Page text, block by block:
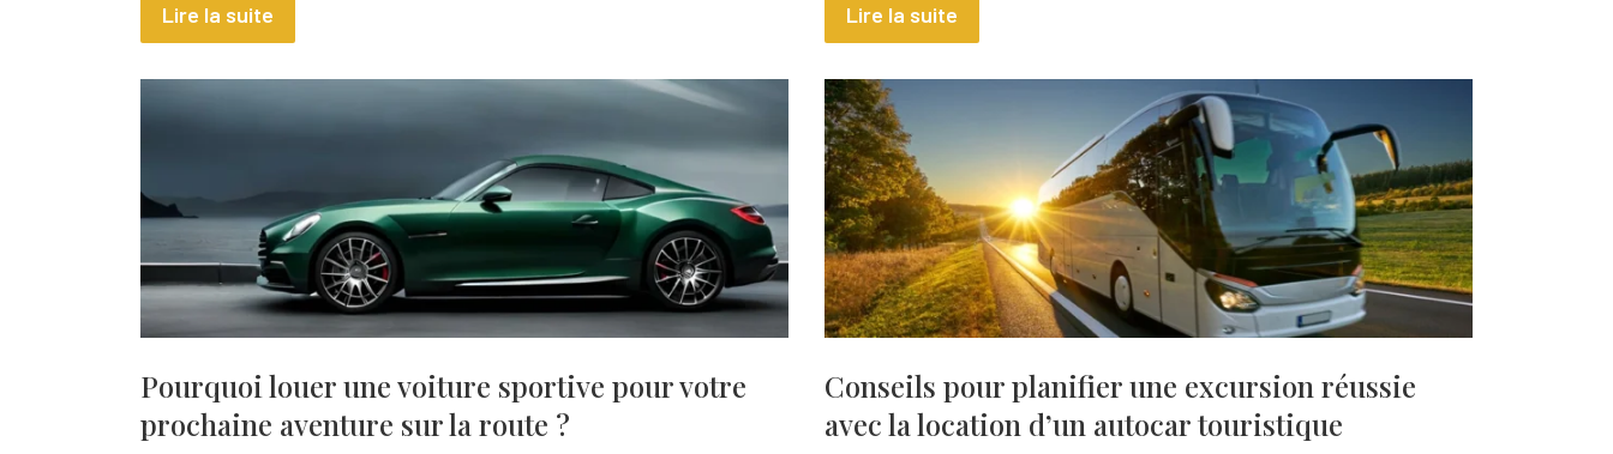
Lire la suite Lire la suite
Pourquoi louer une voiture sportive pour votre
prochaine aventure sur la route ?
Conseils pour planifier une excursion réussie
avec la location d’un autocar touristique